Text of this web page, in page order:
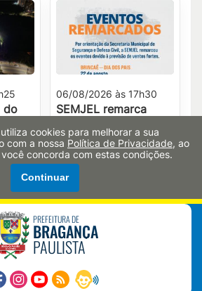
do
p...
06/08/2026 às 17h30
SEMJEL remarca
da Defesa Civil
PREFEITURA DE
BRAGANÇA
PAULISTA
cookies para melhorar a sua
com a nossa Política de Privacidade, ao
concorda com estas condições.
Continuar